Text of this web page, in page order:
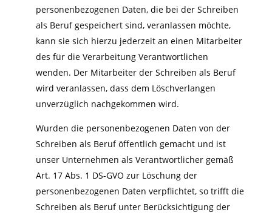
personenbezogenen Daten, die bei der Schreiben
als Beruf gespeichert sind, veranlassen möchte,
kann sie sich hierzu jederzeit an einen Mitarbeiter
des für die Verarbeitung Verantwortlichen
wenden. Der Mitarbeiter der Schreiben als Beruf
wird veranlassen, dass dem Löschverlangen
unverzüglich nachgekommen wird.
Wurden die personenbezogenen Daten von der
Schreiben als Beruf öffentlich gemacht und ist
unser Unternehmen als Verantwortlicher gemäß
Art. 17 Abs. 1 DS-GVO zur Löschung der
personenbezogenen Daten verpflichtet, so trifft die
Schreiben als Beruf unter Berücksichtigung der